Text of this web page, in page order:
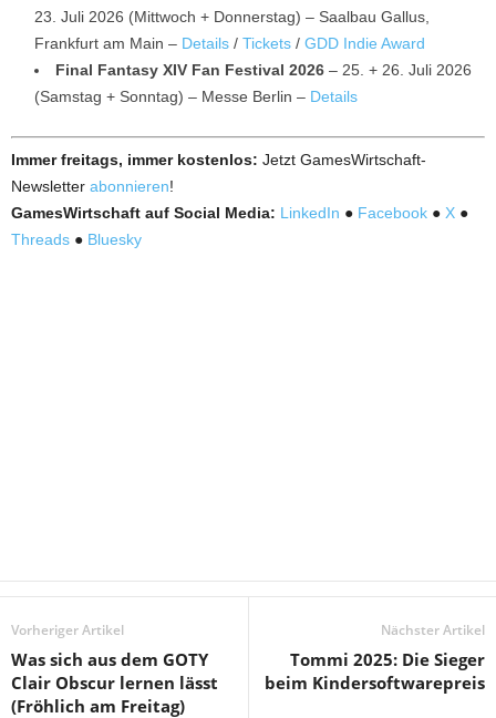
23. Juli 2026 (Mittwoch + Donnerstag) – Saalbau Gallus,
Frankfurt am Main – Details / Tickets / GDD Indie Award
Final Fantasy XIV Fan Festival 2026 – 25. + 26. Juli 2026
(Samstag + Sonntag) – Messe Berlin – Details
Immer freitags, immer kostenlos: Jetzt GamesWirtschaft-
Newsletter abonnieren!
GamesWirtschaft auf Social Media: LinkedIn ● Facebook ● X ●
Threads ● Bluesky
Vorheriger Artikel
Was sich aus dem GOTY
Clair Obscur lernen lässt
(Fröhlich am Freitag)
Nächster Artikel
Tommi 2025: Die Sieger
beim Kindersoftwarepreis